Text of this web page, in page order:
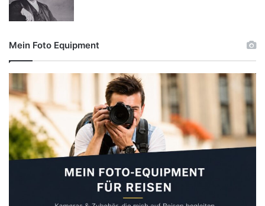
Mein Foto Equipment